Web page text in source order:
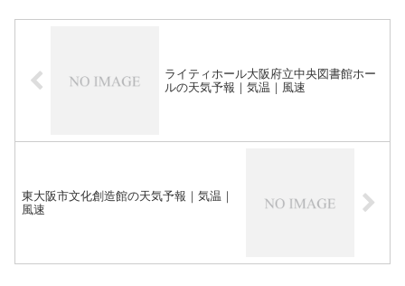
ライティホール大阪府立中央図書館ホー
ルの天気予報｜気温｜風速
東大阪市文化創造館の天気予報｜気温｜
風速